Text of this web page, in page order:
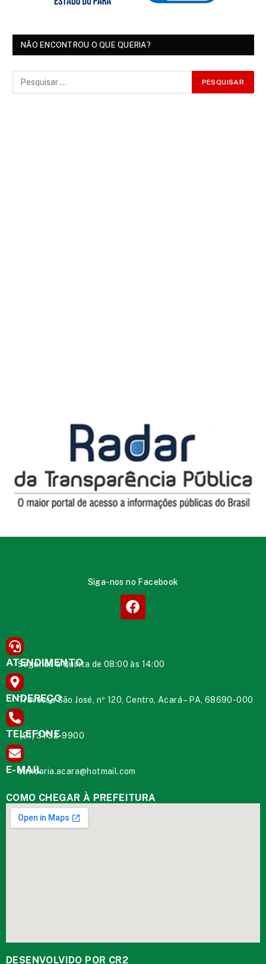
NÃO ENCONTROU O QUE QUERIA?
Siga-nos no Facebook
ATENDIMENTO
Segunda à Quinta de 08:00 às 14:00
ENDEREÇO
Travessa São José, nº 120, Centro, Acará – PA, 68690-000
TELEFONE
(91) 3732-9900
E-MAIL
ouvidoria.acara@hotmail.com
COMO CHEGAR À PREFEITURA
DESENVOLVIDO POR CR2